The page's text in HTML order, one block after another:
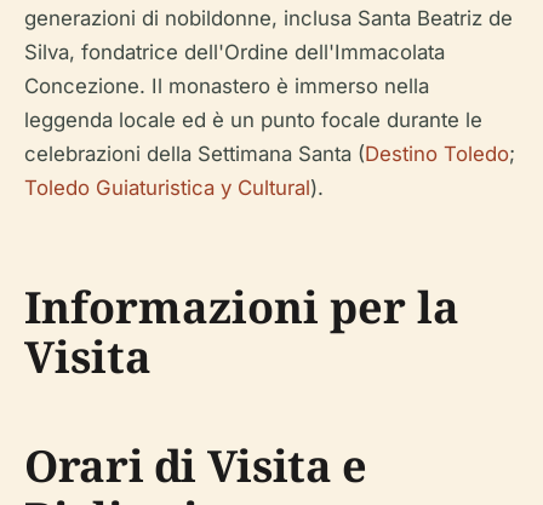
generazioni di nobildonne, inclusa Santa Beatriz de
Silva, fondatrice dell'Ordine dell'Immacolata
Concezione. Il monastero è immerso nella
leggenda locale ed è un punto focale durante le
celebrazioni della Settimana Santa (Destino Toledo;
Toledo Guiaturistica y Cultural).
Informazioni per la
Visita
Orari di Visita e